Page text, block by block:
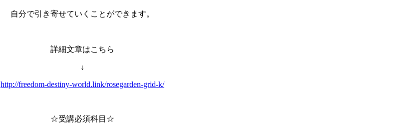
自分で引き寄せていくことができます。
詳細文章はこちら
↓
http://freedom-destiny-world.link/rosegarden-grid-k/
☆受講必須科目☆